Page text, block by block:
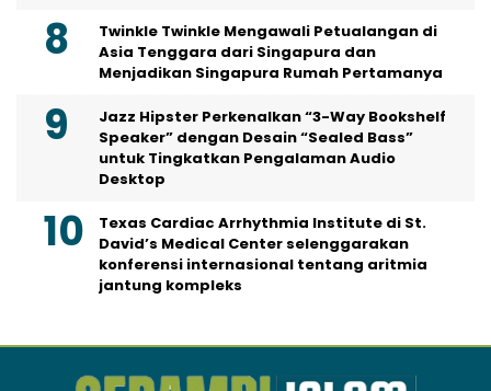
Twinkle Twinkle Mengawali Petualangan di
Asia Tenggara dari Singapura dan
Menjadikan Singapura Rumah Pertamanya
Jazz Hipster Perkenalkan “3-Way Bookshelf
Speaker” dengan Desain “Sealed Bass”
untuk Tingkatkan Pengalaman Audio
Desktop
Texas Cardiac Arrhythmia Institute di St.
David’s Medical Center selenggarakan
konferensi internasional tentang aritmia
jantung kompleks